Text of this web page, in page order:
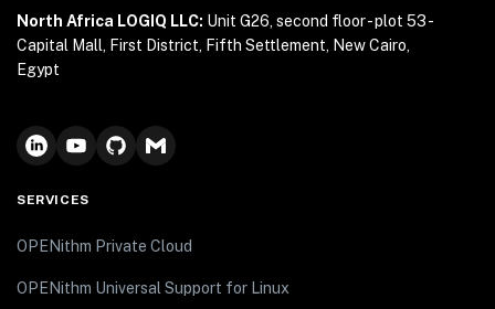
North Africa LOGIQ LLC: Unit G26, second floor - plot 53 -
Capital Mall, First District, Fifth Settlement, New Cairo,
Egypt
SERVICES
OPENithm Private Cloud
OPENithm Universal Support for Linux